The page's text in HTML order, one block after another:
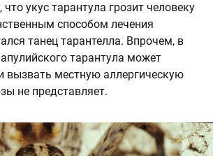
что укус тарантула грозит человеку
способом лечения
танец тарантелла. Впрочем, в
тарантула может
вызвать местную аллергическую
не представляет.